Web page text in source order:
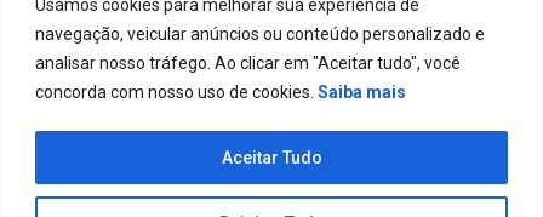
Usamos cookies para melhorar sua experiência de
navegação, veicular anúncios ou conteúdo personalizado e
analisar nosso tráfego. Ao clicar em "Aceitar tudo", você
concorda com nosso uso de cookies. Saiba mais
Aceitar Tudo
Todos direitos reservados 2024.
Proudly powered by WordPress|Theme: Allure News